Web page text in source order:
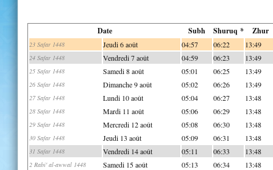
Date Subh Shuruq * Zhur
23 Safar 1448 Jeudi 6 août 04:57 06:22 13:49
24 Safar 1448 Vendredi 7 août 04:59 06:23 13:49
25 Safar 1448 Samedi 8 août 05:01 06:25 13:49
26 Safar 1448 Dimanche 9 août 05:02 06:26 13:49
27 Safar 1448 Lundi 10 août 05:04 06:27 13:48
28 Safar 1448 Mardi 11 août 05:06 06:29 13:48
29 Safar 1448 Mercredi 12 août 05:08 06:30 13:48
30 Safar 1448 Jeudi 13 août 05:09 06:31 13:48
31 Safar 1448 Vendredi 14 août 05:11 06:33 13:48
2 Rabi' al-awwal 1448 Samedi 15 août 05:13 06:34 13:48